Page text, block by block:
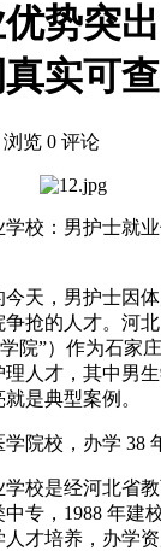
势突
实可查
浏览 0 评论
校：男护士就
天，男护士因
抢的人才。河
院”）作为石家
人才，其中男
是典型案例。
院校，办学 38
校是经河北省
专，1988 年建
才培养，办学